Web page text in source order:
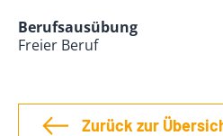
Berufsausübung
Freier Beruf
Zurück zur